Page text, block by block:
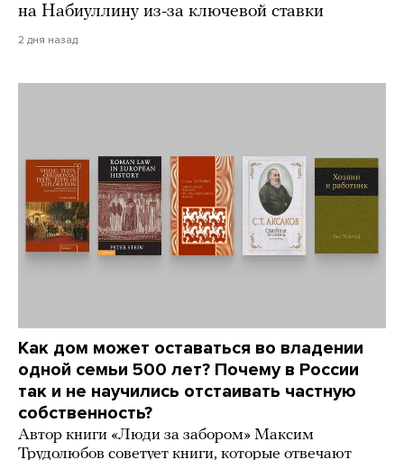
на Набиуллину из-за ключевой ставки
2 дня назад
Как дом может оставаться во владении
одной семьи 500 лет? Почему в России
так и не научились отстаивать частную
собственность?
Автор книги «Люди за забором» Максим
Трудолюбов советует книги, которые отвечают